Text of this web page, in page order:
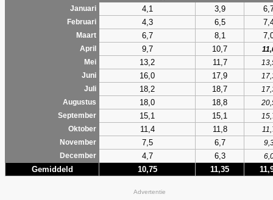
Januari
4,1 3,9
Februari 4,3 6,5
Maart 6,7 8,1
April 9,7 10,7
Mei
13,2 11,7
Juni
16,0 17,9
Juli
18,2 18,7
Augustus
18,0 18,8
September
15,1 15,1
Oktober
11,4 11,8
November
7,5 6,7
December
4,7 6,3
Gemiddeld 10,75 11,35
Advertentie